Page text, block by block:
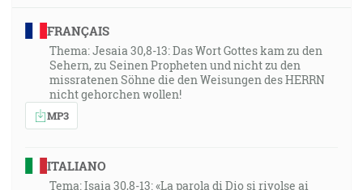
FRANÇAIS
Thema: Jesaia 30,8-13: Das Wort Gottes kam zu den
Sehern, zu Seinen Propheten und nicht zu den
missratenen Söhne die den Weisungen des HERRN
nicht gehorchen wollen!
MP3
ITALIANO
Tema: Isaia 30,8-13: «La parola di Dio si rivolse ai